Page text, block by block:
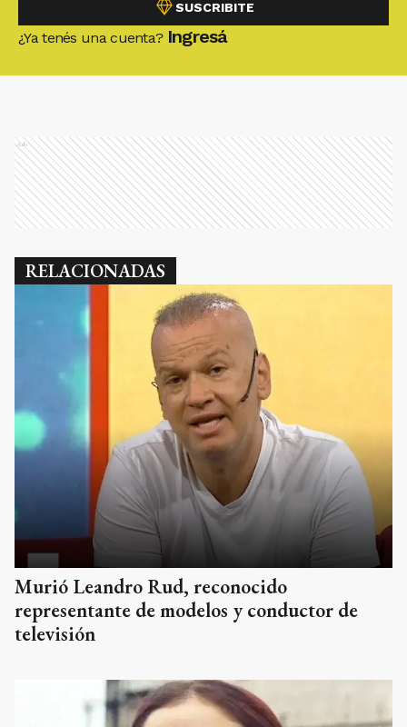
SUSCRIBITE
¿Ya tenés una cuenta? Ingresá
Ads
RELACIONADAS
Murió Leandro Rud, reconocido
representante de modelos y conductor de
televisión